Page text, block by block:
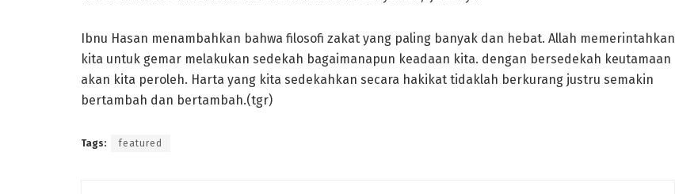
Ibnu Hasan menambahkan bahwa filosofi zakat yang paling banyak dan hebat. Allah memerintahkan
kita untuk gemar melakukan sedekah bagaimanapun keadaan kita. dengan bersedekah keutamaan
akan kita peroleh. Harta yang kita sedekahkan secara hakikat tidaklah berkurang justru semakin
bertambah dan bertambah.(tgr)
Tags: featured